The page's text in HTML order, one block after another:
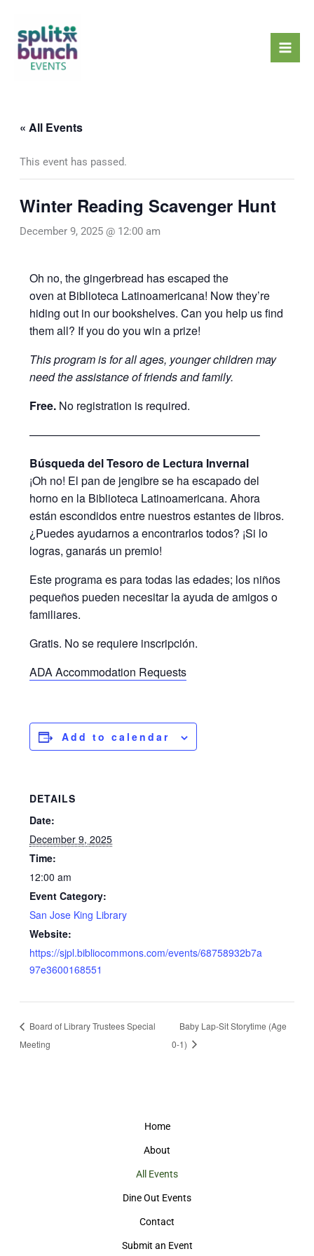
content
« All Events
This event has passed.
Winter Reading Scavenger Hunt
December 9, 2025 @ 12:00 am
Oh no, the gingerbread has escaped the
oven at Biblioteca Latinoamericana! Now they’re
hiding out in our bookshelves. Can you help us find
them all? If you do you win a prize!
This program is for all ages, younger children may
need the assistance of friends and family.
Free. No registration is required.
————————————————————–
Búsqueda del Tesoro de Lectura Invernal
¡Oh no! El pan de jengibre se ha escapado del
horno en la Biblioteca Latinoamericana. Ahora
están escondidos entre nuestros estantes de libros.
¿Puedes ayudarnos a encontrarlos todos? ¡Si lo
logras, ganarás un premio!
Este programa es para todas las edades; los niños
pequeños pueden necesitar la ayuda de amigos o
familiares.
Gratis. No se requiere inscripción.
ADA Accommodation Requests
Add to calendar
DETAILS
Date:
December 9, 2025
Time:
12:00 am
Event Category:
San Jose King Library
Website:
https://sjpl.bibliocommons.com/events/68758932b7a
97e3600168551
Board of Library Trustees Special
Meeting
Baby Lap-Sit Storytime (Age
0-1)
Home
About
All Events
Dine Out Events
Contact
Submit an Event